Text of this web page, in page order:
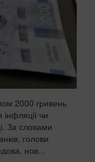
2000 гривень
чи
За словами
голови
нов...